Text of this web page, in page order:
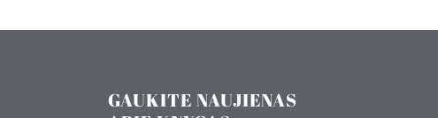
GAUKITE NAUJIENAS